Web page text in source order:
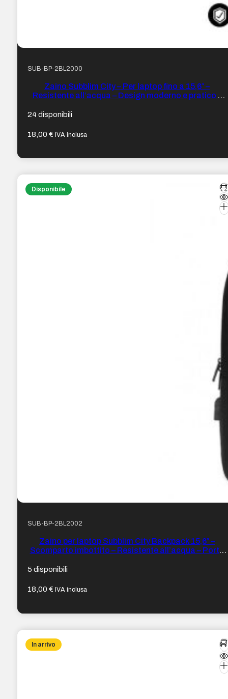
SUB-BP-2BL2000
Zaino Subblim City – Per laptop fino a 15,6″ –
Resistente all’acqua – Design moderno e pratico –
24 disponibili
18,00€ IVA inclusa
Disponibile
SUB-BP-2BL2002
Zaino per laptop Subblim City Backpack 15,6″ –
Scomparto imbottito – Resistente all’acqua – Porta
5 disponibili
18,00€ IVA inclusa
In arrivo